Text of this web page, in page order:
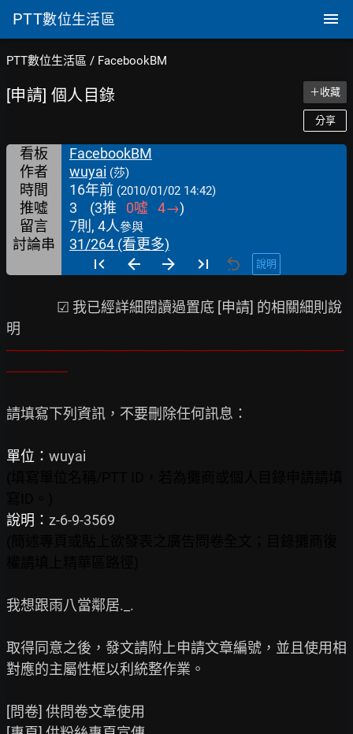
PTT數位生活區
PTT數位生活區 / FacebookBM
[申請] 個人目錄 ＋收藏
分享
看板
FacebookBM
作者
wuyai (莎)
時間 16年前 (2010/01/02 14:42)
推噓 3 (3推 0噓 4→)
留言
7則, 4人參與
討論串 31/264 (看更多)
說明
─────────────────────────────────
──────
請填寫下列資訊，不要刪除任何訊息：
單位：
說明：
我想跟雨八當鄰居._.
取得同意之後，發文請附上申請文章編號，並且使用相
對應的主屬性框以利統整作業。
[問卷] 供問卷文章使用